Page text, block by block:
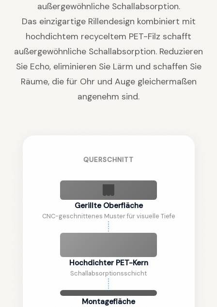
außergewöhnliche Schallabsorption.
Das einzigartige Rillendesign kombiniert mit
hochdichtem recyceltem PET-Filz schafft
außergewöhnliche Schallabsorption. Reduzieren
Sie Echo, eliminieren Sie Lärm und schaffen Sie
Räume, die für Ohr und Auge gleichermaßen
angenehm sind.
QUERSCHNITT
Gerillte Oberfläche
CNC-geschnittenes Muster für visuelle Tiefe
Hochdichter PET-Kern
Schallabsorptionsschicht
Montagefläche